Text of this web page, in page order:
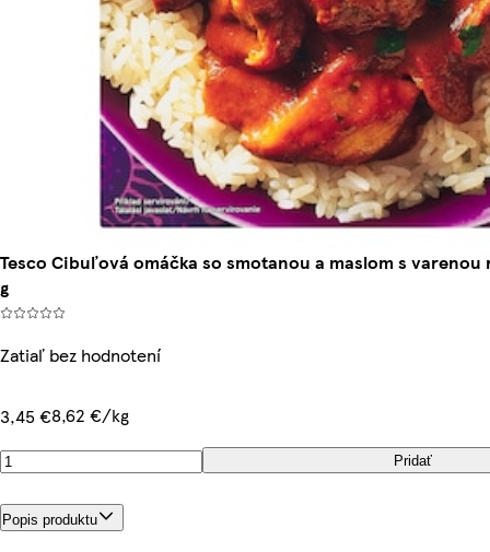
Tesco Cibuľová omáčka so smotanou a maslom s
g
Zatiaľ bez hodnotení
3,45 €8,62 €/kg
Pridať
Popis produktu